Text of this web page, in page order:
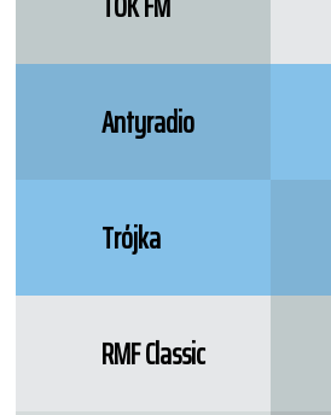
Antyradio
Trójka
RMF Classic